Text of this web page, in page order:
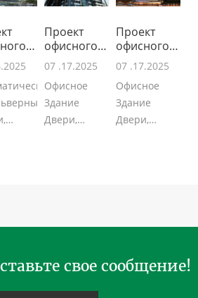
в
Проект
офисного
здания в
Юго-В
07 .17.2025
Офисное
Здание
Двери,
Проект
офисного
здания в
Юго-В
07 .17.2025
Офисное
Здание
Двери,
Проект ...
свое сообщение!